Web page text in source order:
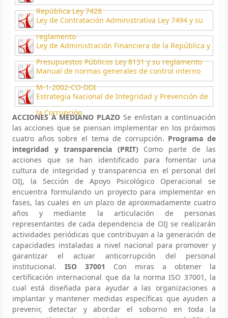
República Ley 7428
Ley de Contratación Administrativa Ley 7494 y su
reglamento
Ley de Administración Financiera de la República y
Presupuestos Públicos Ley 8131 y su reglamento
Manual de normas generales de control interno
M-1-2002-CO-DDI
Estrategia Nacional de Integridad y Prevención de
la Corrupción
ACCIONES A MEDIANO PLAZO Se enlistan a continuación
las acciones que se piensan implementar en los próximos
cuatro años sobre el tema de corrupción. Programa de
integridad y transparencia (PRIT)Como parte de las
acciones que se han identificado para fomentar una
cultura de integridad y transparencia en el personal del
OIJ, la Sección de Apoyo Psicológico Operacional se
encuentra formulando un proyecto para implementar en
fases, las cuales en un plazo de aproximadamente cuatro
años y mediante la articulación de personas
representantes de cada dependencia de OIJ se realizarán
actividades periódicas que contribuyan a la generación de
capacidades instaladas a nivel nacional para promover y
garantizar el actuar anticorrupción del personal
institucional. ISO 37001
Con miras a obtener la
certificación internacional que da la norma ISO 37001, la
cual está diseñada para ayudar a las organizaciones a
implantar y mantener medidas específicas que ayuden a
prevenir, detectar y abordar el soborno en toda la